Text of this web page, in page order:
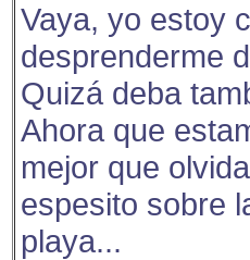
Vaya, yo estoy
desprenderme
Quizá deba
Ahora que
mejor que
espesito sobre
playa...